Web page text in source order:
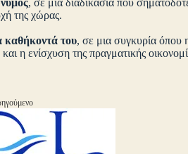
, σε μια διαδικασία που
της χώρας.
καθήκοντά του, σε μια συγκυρία όπου
η ενίσχυση της πραγματικής